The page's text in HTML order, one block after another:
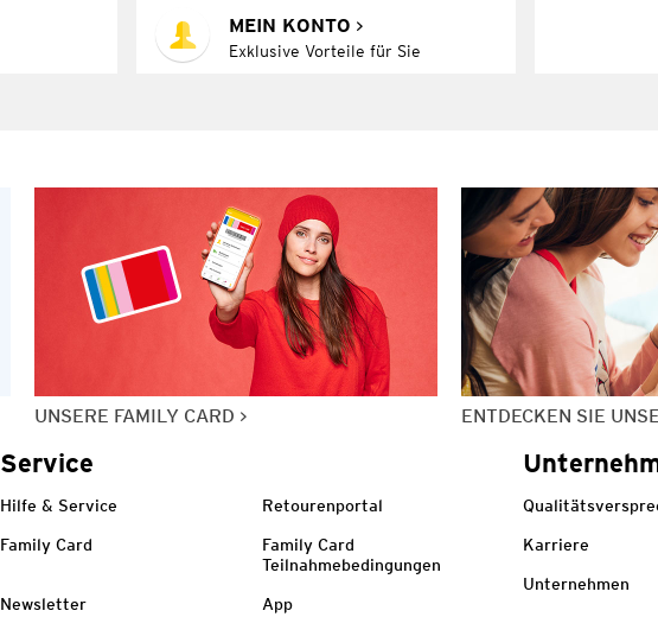
MEIN KONTO
Exklusive Vorteile für Sie
UNSERE FAMILY CARD ENTDECKEN SIE
Service
Hilfe & Service Retourenportal
Family Card
Family Card
Teilnahmebedingungen
Newsletter App
Karriere
Unternehmen